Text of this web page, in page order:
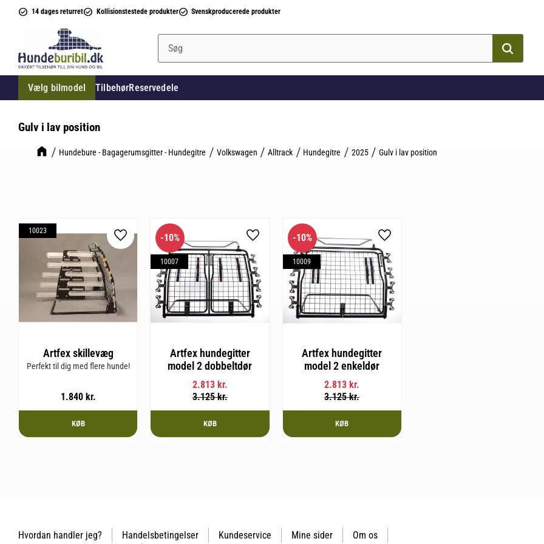
14 dages returret Kollisionstestede produkter Svenskproducerede produkter
Vælg bilmodel TilbehørReservedele
Gulv i lav position
Hundebure - Bagagerumsgitter - Hundegitre Volkswagen Alltrack Hundegitre 2025 Gulv i lav position
Artfex skillevæg
Perfekt til dig med flere hunde!
1.840kr.
10023
Gem som favorit
KØB
Artfex hundegitter
model 2 dobbeltdør
2.813kr.
3.125kr.
10%
10007
Gem som favorit
KØB
Artfex hundegitter
model 2 enkeldør
2.813 kr.
3.125kr.
10%
10009
Gem som favorit
KØB
Hvordan handler jeg? Handelsbetingelser Kundeservice Mine sider Om os